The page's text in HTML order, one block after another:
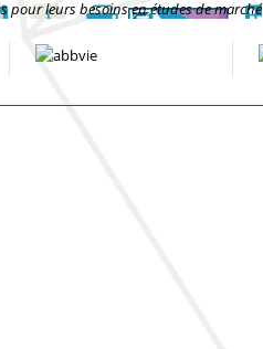
pour leurs besoins en études de marché